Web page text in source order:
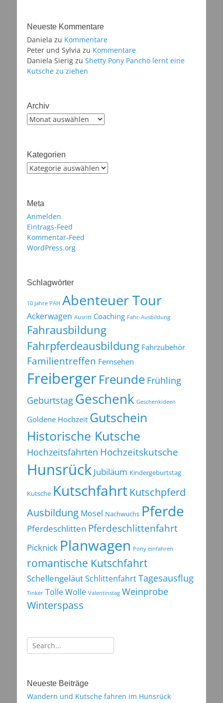
Neueste Kommentare
Daniela zu Kommentare
Peter und Sylvia zu Kommentare
Daniela Sierig zu Shetty Pony Pancho lernt eine
Kutsche zu ziehen
Archiv
Archiv
Kategorien
Kategorien
Meta
Anmelden
Eintrags-Feed
Kommentar-Feed
WordPress.org
Schlagwörter
10 Jahre PAH Abenteuer Tour
Ackerwagen Ausritt Coaching Fahr-Ausbildung
Fahrausbildung
Fahrpferdeausbildung Fahrzubehör
Familientreffen Fernsehen
FreibergerFreunde Frühling
Geburtstag Geschenk Geschenkideen
Goldene Hochzeit Gutschein
Historische Kutsche
Hochzeitsfahrten Hochzeitskutsche
Hunsrück Jubiläum Kindergeburtstag
Kutsche Kutschfahrt Kutschpferd
Ausbildung Mosel Nachwuchs Pferde
Pferdeschlitten Pferdeschlittenfahrt
Picknick Planwagen Pony einfahren
romantische Kutschfahrt
SchellengeläutSchlittenfahrtTagesausflug
Tinker Tolle Wolle Valentinstag Weinprobe
Winterspass
Suchen
nach:
Neueste Beiträge
Wandern und Kutsche fahren im Hunsrück